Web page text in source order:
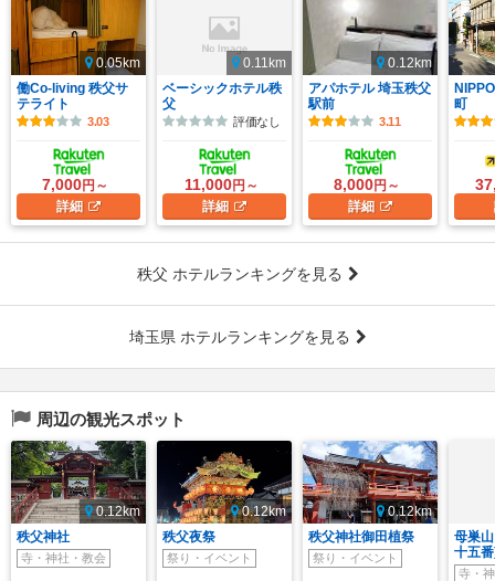
0.05km
働Co-living 秩父サ
テライト
3.03
7,000円～
詳細
0.11km
ベーシックホテル秩
父
評価なし
11,000円～
詳細
0.12km
アパホテル 埼玉秩父
駅前
3.11
8,000円～
詳細
町
秩父 ホテルランキングを見る
埼玉県 ホテルランキングを見る
周辺の観光スポット
0.12km
秩父神社
寺・神社・教会
0.12km
秩父夜祭
祭り・イベント
0.12km
秩父神社御田植祭
祭り・イベント
母巣
十五
寺・